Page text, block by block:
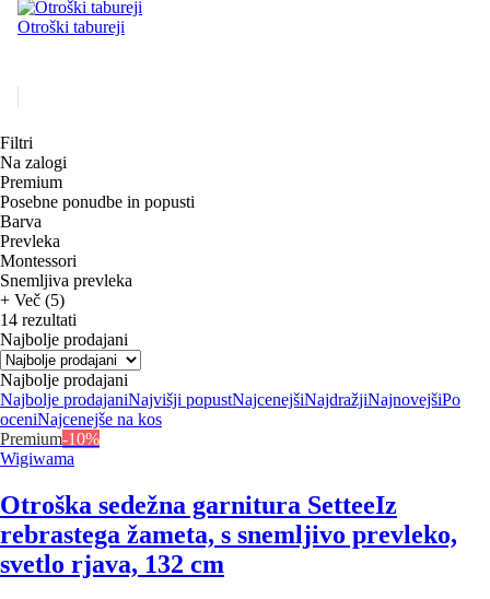
Otroški tabureji
Filtri
Na zalogi
Premium
Posebne ponudbe in popusti
Barva
Prevleka
Montessori
Snemljiva prevleka
+ Več (5)
14 rezultati
Najbolje prodajani
Najbolje prodajani
Najbolje prodajaniNajvišji popustNajcenejšiNajdražjiNajnovejšiPo
oceniNajcenejše na kos
Premium-10%
Wigiwama
Otroška sedežna garnitura SetteeIz
rebrastega žameta, s snemljivo prevleko,
svetlo rjava, 132 cm